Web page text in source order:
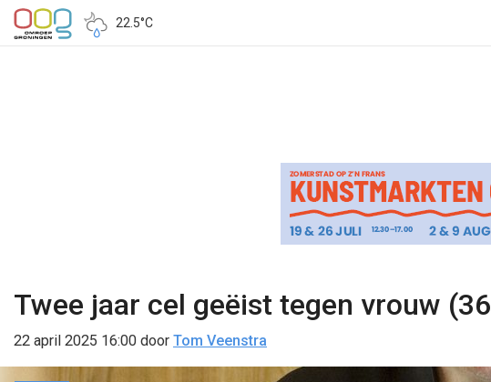
22.5°C
Twee jaar cel geëist tegen vrouw
22 april 2025 16:00 door Tom Veenstra